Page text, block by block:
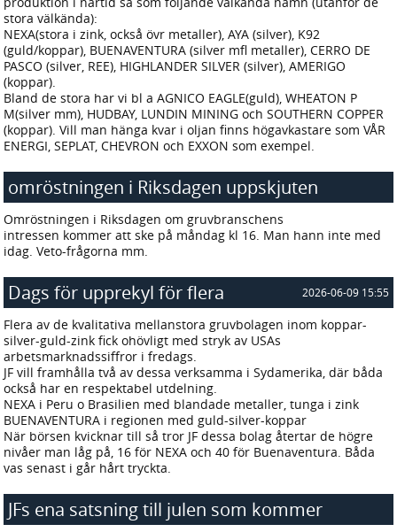
stora välkända):
NEXA(stora i zink, också övr metaller), AYA (silver), K92
(guld/koppar), BUENAVENTURA (silver mfl metaller), CERRO DE
PASCO (silver, REE), HIGHLANDER SILVER (silver), AMERIGO
(koppar).
Bland de stora har vi bl a AGNICO EAGLE(guld), WHEATON P
M(silver mm), HUDBAY, LUNDIN MINING och SOUTHERN COPPER
(koppar). Vill man hänga kvar i oljan finns högavkastare som VÅR
ENERGI, SEPLAT, CHEVRON och EXXON som exempel.
omröstningen i Riksdagen uppskjuten
Omröstningen i Riksdagen om gruvbranschens
intressen kommer att ske på måndag kl 16. Man hann inte med
idag. Veto-frågorna mm.
Dags för upprekyl för flera 2026-06-09 15:55
Flera av de kvalitativa mellanstora gruvbolagen inom koppar-
silver-guld-zink fick ohövligt med stryk av USAs
arbetsmarknadssiffror i fredags.
JF vill framhålla två av dessa verksamma i Sydamerika, där båda
också har en respektabel utdelning.
NEXA i Peru o Brasilien med blandade metaller, tunga i zink
BUENAVENTURA i regionen med guld-silver-koppar
När börsen kvicknar till så tror JF dessa bolag återtar de högre
nivåer man låg på, 16 för NEXA och 40 för Buenaventura. Båda
vas senast i går hårt tryckta.
JFs ena satsning till julen som kommer